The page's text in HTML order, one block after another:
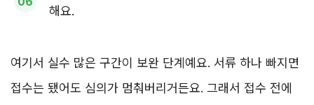
해요.
여기서 실수 많은 구간이 보완 단계예요. 서류 하나 빠지면
접수는 됐어도 심의가 멈춰버리거든요. 그래서 접수 전에